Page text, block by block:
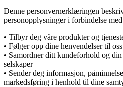
Denne personvernerklæringen
personopplysninger i forbindelse
• Tilbyr deg våre produkter og
• Følger opp dine henvendelser til oss
• Samordner ditt kundeforhold og
selskaper
• Sender deg informasjon,
markedsføring i henhold til dine